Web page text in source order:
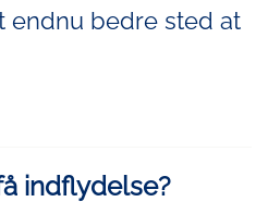
endnu bedre sted at
indflydelse?